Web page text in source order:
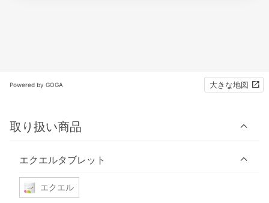
Powered by GOGA 大きな地図
取り扱い商品
エクエルタブレット
エクエル